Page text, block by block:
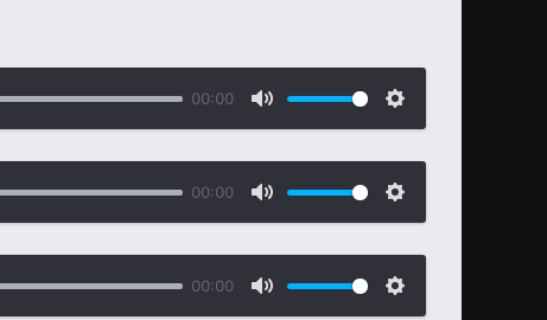
00:00
00:00
00:00